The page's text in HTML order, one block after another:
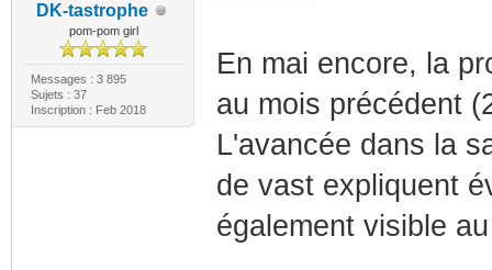
DK-tastrophe
pom-pom girl
Messages : 3 895
Sujets : 37
Inscription : Feb 2018
En mai encore, la
au mois précédent
L'avancée dans la
de vast expliquent
également visible